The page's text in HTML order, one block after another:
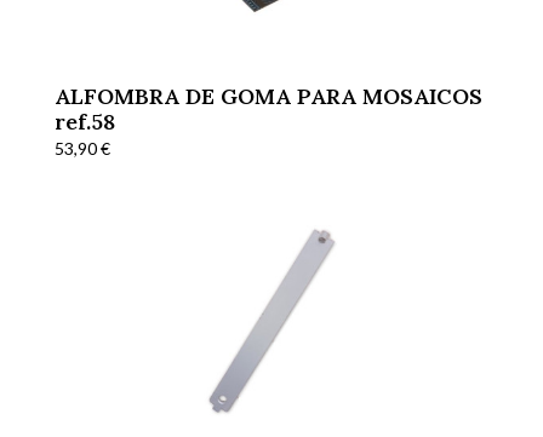
ALFOMBRA DE GOMA PARA MOSAICOS
ref.58
53,90€